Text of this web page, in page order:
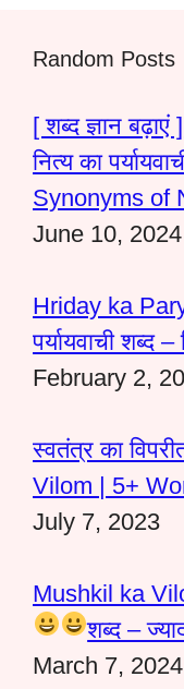
Random Posts
[ शब्द ज्ञान
नित्य का
Synonyms of
June 10, 2024
Hriday ka
पर्यायवाची शब्द
February 2,
स्वतंत्र का
Vilom | 5+
July 7, 2023
Mushkil ka
शब्द –
March 7, 2024